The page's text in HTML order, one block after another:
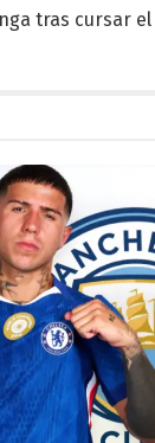
tras cursar